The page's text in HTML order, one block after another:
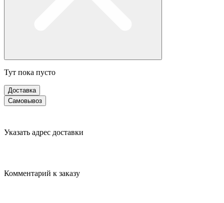
Тут пока пусто
Доставка
Самовывоз
Указать адрес доставки
Комментарий к заказу